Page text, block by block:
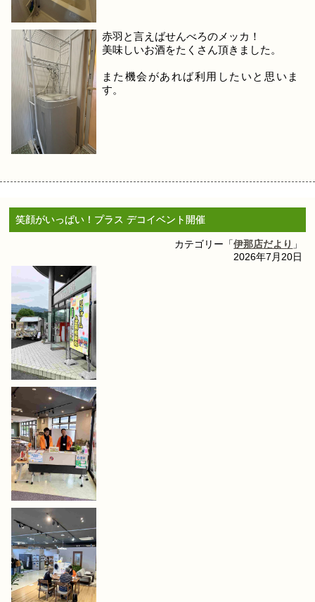
赤羽と言えばせんべろのメッカ！
美味しいお酒をたくさん頂きました。
また機会があれば利用したいと思いま
す。
笑顔がいっぱい！プラス デコイベント開催
カテゴリー「伊那店だより 」
2026年7月20日